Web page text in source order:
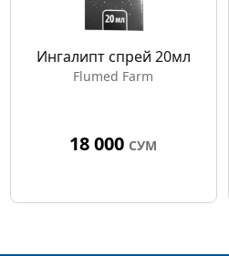
Ингалипт спрей 20мл
Flumed Farm
18 000 СУМ